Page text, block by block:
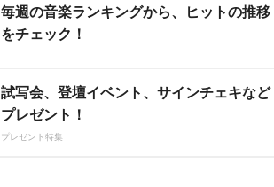
毎週の音楽ランキングから、ヒットの推移
をチェック！
試写会、登壇イベント、サインチェキなど
プレゼント！
プレゼント特集